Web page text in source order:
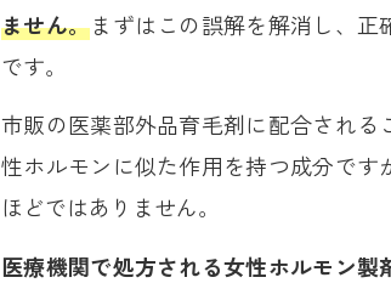
ません。まずはこの誤解を解消し、
です。
市販の医薬部外品育毛剤に配合される
性ホルモンに似た作用を持つ成分で
ほどではありません。
医療機関で処方される女性ホルモン製